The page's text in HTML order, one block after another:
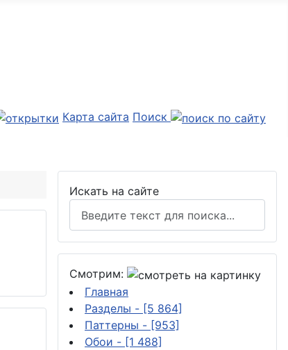
Карта сайта Поиск
Искать на сайте
Смотрим:
Главная
Разделы - [5 864]
Паттерны - [953]
Обои - [1 488]